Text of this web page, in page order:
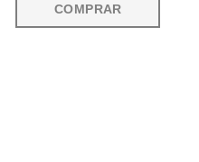
COMPRAR